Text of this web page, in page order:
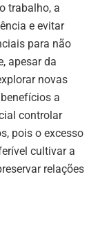
trabalho, a
e evitar
para não
apesar da
novas
a
controlar
pois o excesso
cultivar a
relações